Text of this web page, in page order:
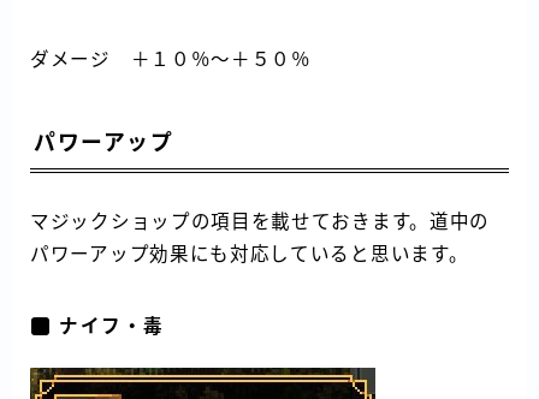
ダメージ ＋１０％～＋５０％
パワーアップ
マジックショップの項目を載せておきます。道中の
パワーアップ効果にも対応していると思います。
ナイフ・毒